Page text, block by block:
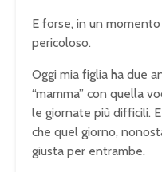
E forse, in un
pericoloso.
Oggi mia figlia ha due
“mamma” con quella
le giornate più difficili.
che quel giorno,
giusta per entrambe.